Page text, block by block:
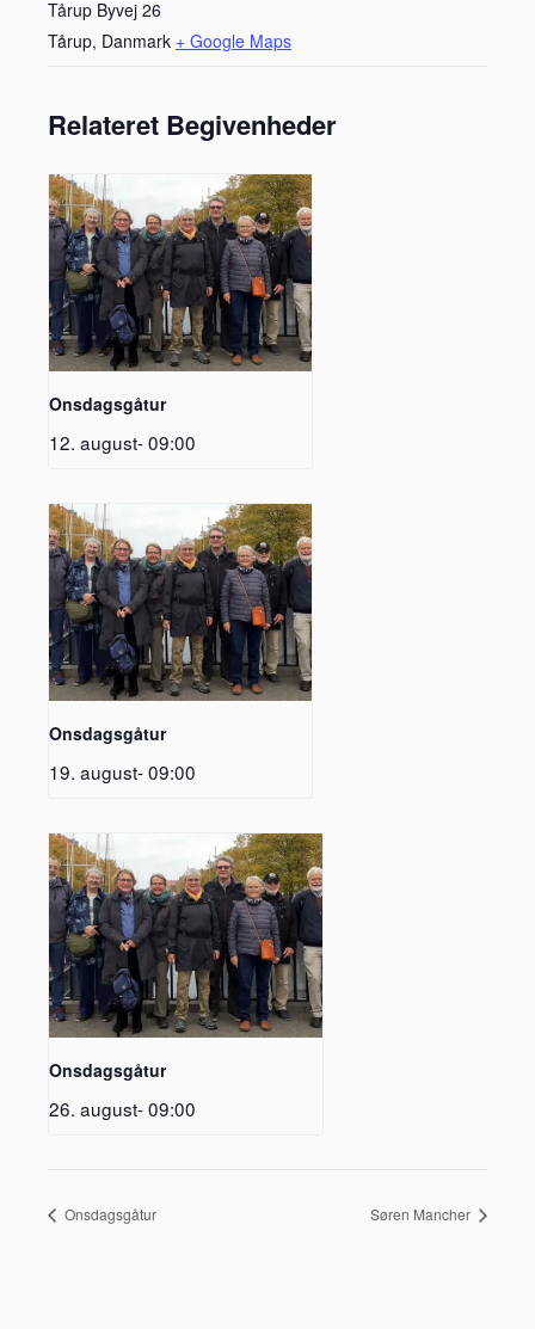
Tårup Byvej 26
Tårup, Danmark + Google Maps
Relateret Begivenheder
Onsdagsgåtur
12. august- 09:00
Onsdagsgåtur
19. august- 09:00
Onsdagsgåtur
26. august- 09:00
Onsdagsgåtur Søren Mancher